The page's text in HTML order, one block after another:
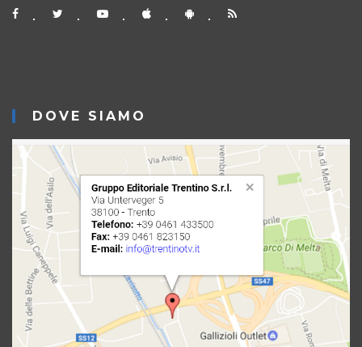
DOVE SIAMO